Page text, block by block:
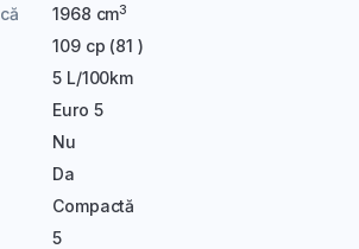
1968 cm3
109 cp (81 )
5 L/100km
Euro 5
Nu
Da
Compactă
5